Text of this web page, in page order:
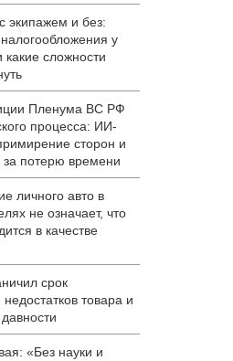
экипажем и без:
у
сложности
Пленума ВС РФ
процесса: ИИ-
сторон и
за потерю времени
личного авто в
не означает, что
в качестве
срок
товара и
«Без науки и